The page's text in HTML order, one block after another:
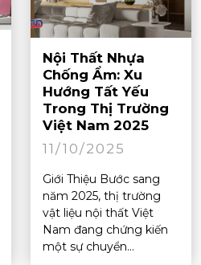
Nội Thất Nhựa
Chống Ẩm: Xu
Hướng Tất Yếu
Trong Thị Trường
Việt Nam 2025
11/10/2025
Giới Thiệu Bước sang
năm 2025, thị trường
vật liệu nội thất Việt
Nam đang chứng kiến
một sự chuyển...